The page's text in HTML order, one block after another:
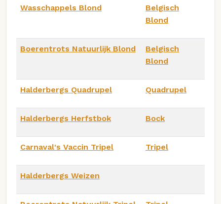
Wasschappels Blond
Belgisch
Blond
Boerentrots Natuurlijk Blond
Belgisch
Blond
Halderbergs Quadrupel Quadrupel
Halderbergs Herfstbok Bock
Carnaval's Vaccin Tripel Tripel
Halderbergs Weizen